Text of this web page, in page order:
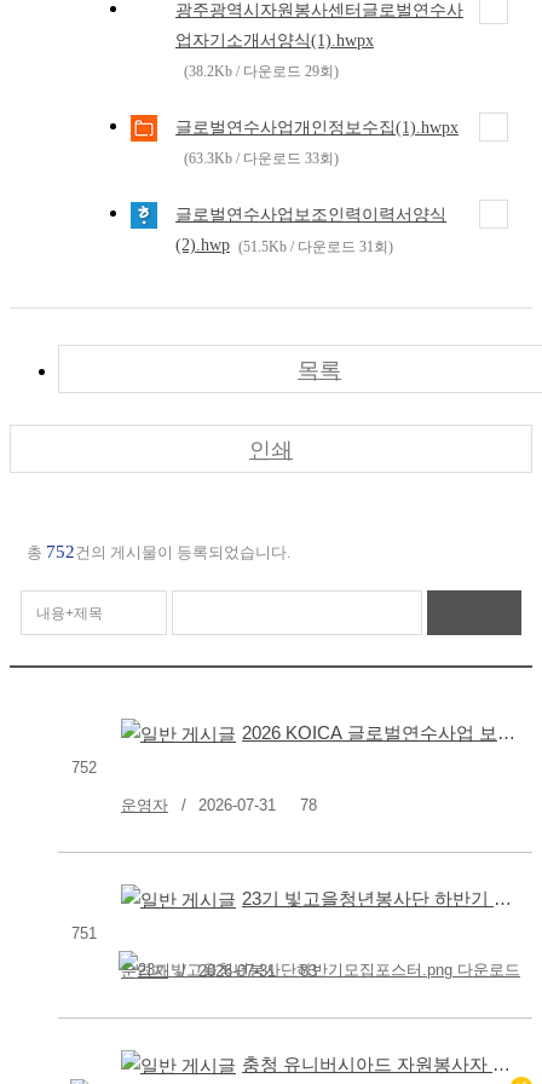
광주광역시자원봉사센터글로벌연수사
업자기소개서양식(1).hwpx
(38.2Kb / 다운로드 29회)
글로벌연수사업개인정보수집(1).hwpx
(63.3Kb / 다운로드 33회)
글로벌연수사업보조인력이력서양식
(2).hwp (51.5Kb / 다운로드 31회)
목록
인쇄
총 752건의 게시물이 등록되었습니다.
752
2026 KOICA 글로벌연수사업 보조인력 최종 결과 안내
운영자 2026-07-31 78
751
23기 빛고을청년봉사단 하반기 인원모집
운영자 2026-07-31 83
충청 유니버시아드 자원봉사자 모집